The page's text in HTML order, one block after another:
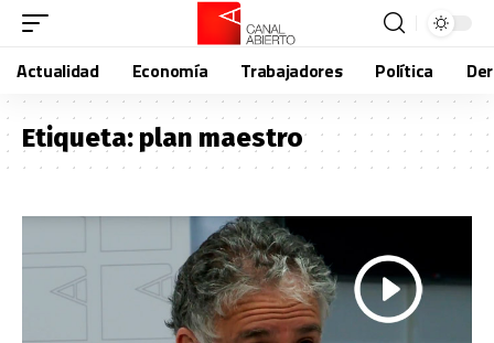
Actualidad Economía Trabajadores Política
Etiqueta:plan maestro